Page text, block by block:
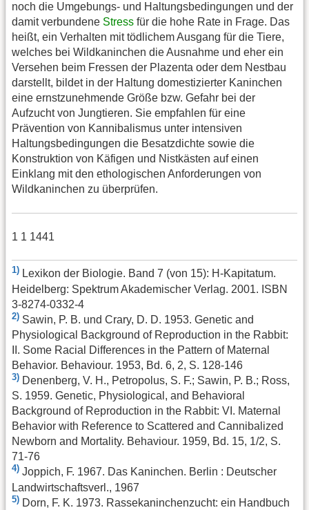
noch die Umgebungs- und Haltungsbedingungen und der
damit verbundene Stress für die hohe Rate in Frage. Das
heißt, ein Verhalten mit tödlichem Ausgang für die Tiere,
welches bei Wildkaninchen die Ausnahme und eher ein
Versehen beim Fressen der Plazenta oder dem Nestbau
darstellt, bildet in der Haltung domestizierter Kaninchen
eine ernstzunehmende Größe bzw. Gefahr bei der
Aufzucht von Jungtieren. Sie empfahlen für eine
Prävention von Kannibalismus unter intensiven
Haltungsbedingungen die Besatzdichte sowie die
Konstruktion von Käfigen und Nistkästen auf einen
Einklang mit den ethologischen Anforderungen von
Wildkaninchen zu überprüfen.
1 1 1441
1) Lexikon der Biologie. Band 7 (von 15): H-Kapitatum.
Heidelberg: Spektrum Akademischer Verlag. 2001. ISBN
3-8274-0332-4
2) Sawin, P. B. und Crary, D. D. 1953. Genetic and
Physiological Background of Reproduction in the Rabbit:
II. Some Racial Differences in the Pattern of Maternal
Behavior. Behaviour. 1953, Bd. 6, 2, S. 128-146
3) Denenberg, V. H., Petropolus, S. F.; Sawin, P. B.; Ross,
S. 1959. Genetic, Physiological, and Behavioral
Background of Reproduction in the Rabbit: VI. Maternal
Behavior with Reference to Scattered and Cannibalized
Newborn and Mortality. Behaviour. 1959, Bd. 15, 1/2, S.
71-76
4) Joppich, F. 1967. Das Kaninchen. Berlin : Deutscher
Landwirtschaftsverl., 1967
5) Dorn, F. K. 1973. Rassekaninchenzucht: ein Handbuch